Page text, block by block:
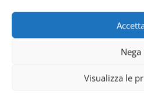
Nega
Visualizza le
Impianti Elettrici Case